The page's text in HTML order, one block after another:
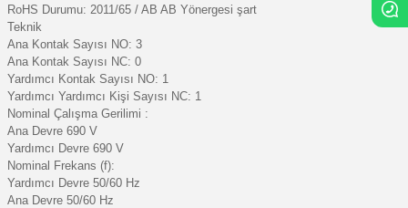
RoHS Durumu: 2011/65 / AB AB Yönergesi şart
Teknik
Ana Kontak Sayısı NO: 3
Ana Kontak Sayısı NC: 0
Yardımcı Kontak Sayısı NO: 1
Yardımcı Yardımcı Kişi Sayısı NC: 1
Nominal Çalışma Gerilimi :
Ana Devre 690 V
Yardımcı Devre 690 V
Nominal Frekans (f):
Yardımcı Devre 50/60 Hz
Ana Devre 50/60 Hz